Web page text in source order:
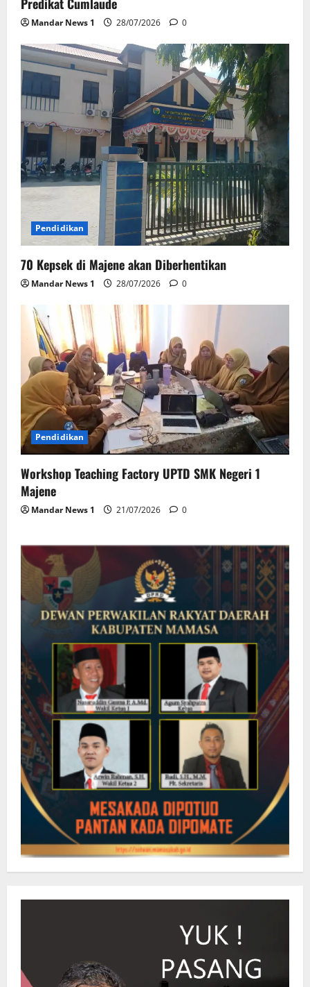
Mandar News 1 28/07/2026 0
Pendidikan
70 Kepsek di Majene akan Diberhentikan
Mandar News 1 28/07/2026 0
Pendidikan
Workshop Teaching Factory UPTD SMK Negeri 1
Majene
Mandar News 1 21/07/2026 0